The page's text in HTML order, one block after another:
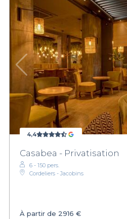
4,4
Casabea - Privatisation
6 - 150 pers.
Cordeliers - Jacobins
À partir de 2916 €